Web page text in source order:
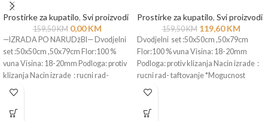
Prostirke za kupatilo, Svi proizvodi
159,50KM 0,00KM
—IZRADA PO NARUDžBI— Dvodjelni
set :50x50cm ,50x79cm Flor:100 %
vuna Visina: 18-20mm Podloga: protiv
klizanja Nacin izrade : rucni rad-
Prostirke za kupatilo, Svi proizvodi
159,50KM 119,60KM
Dvodjelni set :50x50cm ,50x79cm
Flor:100 % vuna Visina: 18-20mm
Podloga: protiv klizanja Nacin izrade :
rucni rad- taftovanje *Mogucnost
izrade